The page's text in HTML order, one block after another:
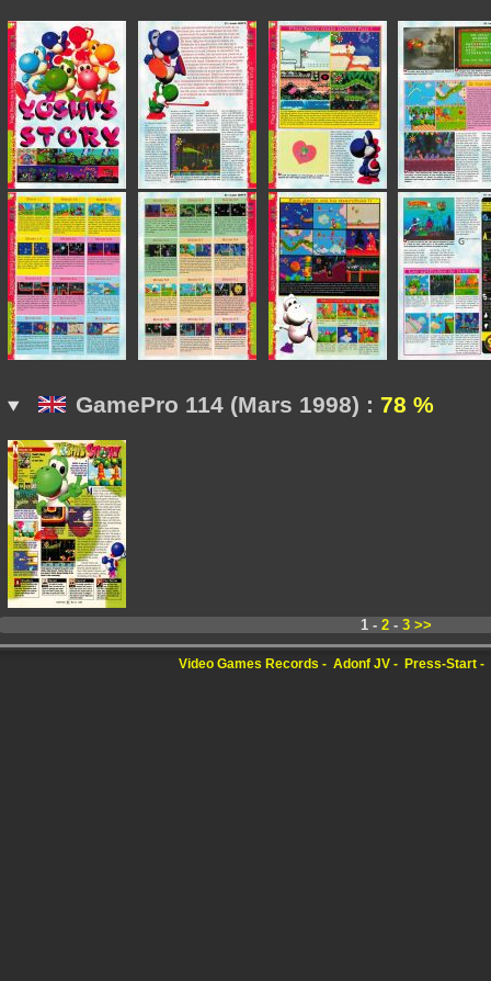
GamePro 114 (Mars 1998) : 78 %
1 - 2 - 3 >>
Video Games Records Adonf JV Press-Start